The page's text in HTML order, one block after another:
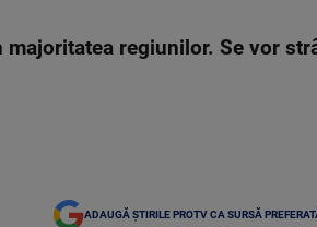
regiunilor. Se vor
ADAUGĂ ȘTIRILE PROTV CA SURSĂ